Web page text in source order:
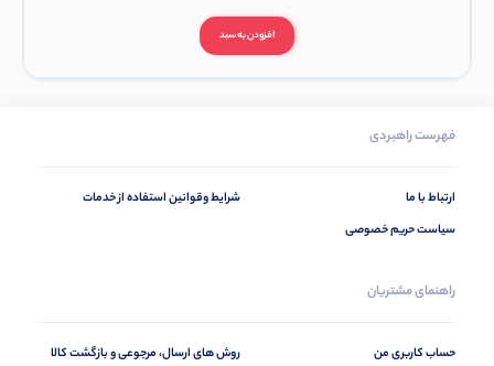
افزودن به سبد
فهرست راهبردی
ارتباط با ما
سیاست حریم خصوصی
شرایط وقوانین استفاده از خدمات
راهنمای مشتریان
حساب کاربری من
روش های ارسال، مرجوعی و بازگشت کالا